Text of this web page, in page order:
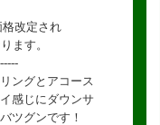
改定され
ます。
ングとアコース
感じにダウンサ
ツグンです！